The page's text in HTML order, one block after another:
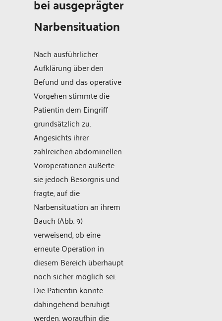
bei ausgeprägter
Narbensituation
Nach ausführlicher
Aufklärung über den
Befund und das operative
Vorgehen stimmte die
Patientin dem Eingriff
grundsätzlich zu.
Angesichts ihrer
zahlreichen abdominellen
Voroperationen äußerte
sie jedoch Besorgnis und
fragte, auf die
Narbensituation an ihrem
Bauch (Abb. 9)
verweisend, ob eine
erneute Operation in
diesem Bereich überhaupt
noch sicher möglich sei.
Die Patientin konnte
dahingehend beruhigt
werden, woraufhin die